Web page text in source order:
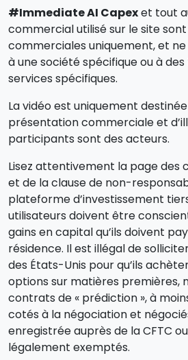
#Immediate AI Capexet tout
commercial utilisé sur le site sont
commerciales uniquement, et
à une société spécifique ou à
services spécifiques.
La vidéo est uniquement
présentation commerciale et
participants sont des acteurs.
Lisez attentivement la page des
et de la clause de non-
plateforme d’investissement
utilisateurs doivent être
gains en capital qu’ils doivent
résidence. Il est illégal de
des États-Unis pour qu’ils
options sur matières premières,
contrats de « prédiction », à
cotés à la négociation et
enregistrée auprès de la CFTC
légalement exemptés.